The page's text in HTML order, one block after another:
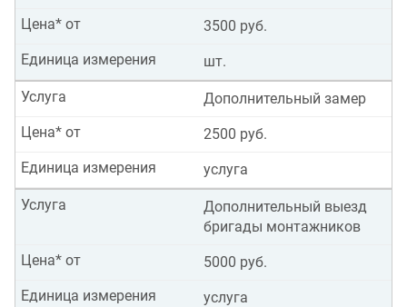
3500 руб.
Цена* от
шт.
Единица измерения
Дополнительный замер
Услуга
2500 руб.
Цена* от
услуга
Единица измерения
Дополнительный выезд
бригады монтажников
Услуга
5000 руб.
Цена* от
услуга
Единица измерения